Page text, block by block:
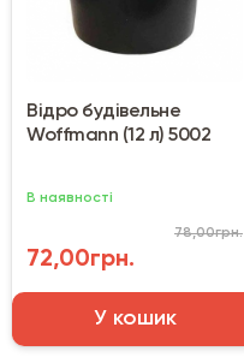
Відро будівельне
Woffmann (12 л) 5002
В наявності
72,00грн.
78,00грн.
У кошик